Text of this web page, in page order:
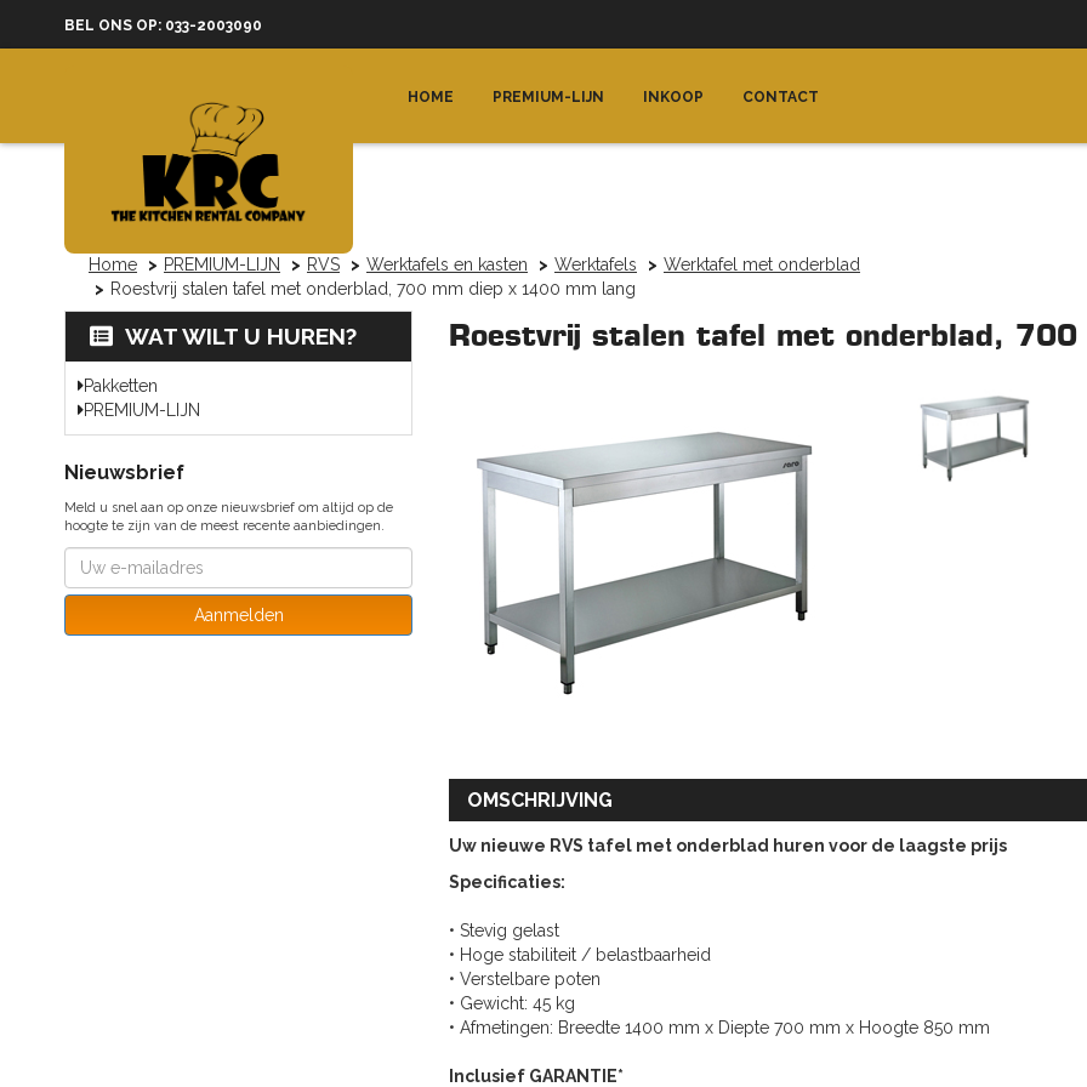
BEL ONS OP: 033-2003090
HOME PREMIUM-LIJN INKOOP CONTACT
Home PREMIUM-LIJN RVS Werktafels en kasten Werktafels
Werktafel met onderblad
Roestvrij stalen tafel met onderblad, 700 mm diep x 1400 mm lang
WAT WILT U HUREN?
Pakketten
PREMIUM-LIJN
Nieuwsbrief
Meld u snel aan op onze nieuwsbrief om altijd op de
hoogte te zijn van de meest recente aanbiedingen.
Aanmelden
Roestvrij stalen tafel met onderblad,
OMSCHRIJVING
Uw nieuwe RVS tafel met onderblad huren voor de laagste prijs
Specificaties:
• Stevig gelast
• Hoge stabiliteit / belastbaarheid
• Verstelbare poten
• Gewicht: 45 kg
• Afmetingen: Breedte 1400 mm x Diepte 700 mm x Hoogte 850 mm
Inclusief GARANTIE*